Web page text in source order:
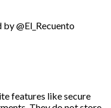
by @El_Recuento
features like secure